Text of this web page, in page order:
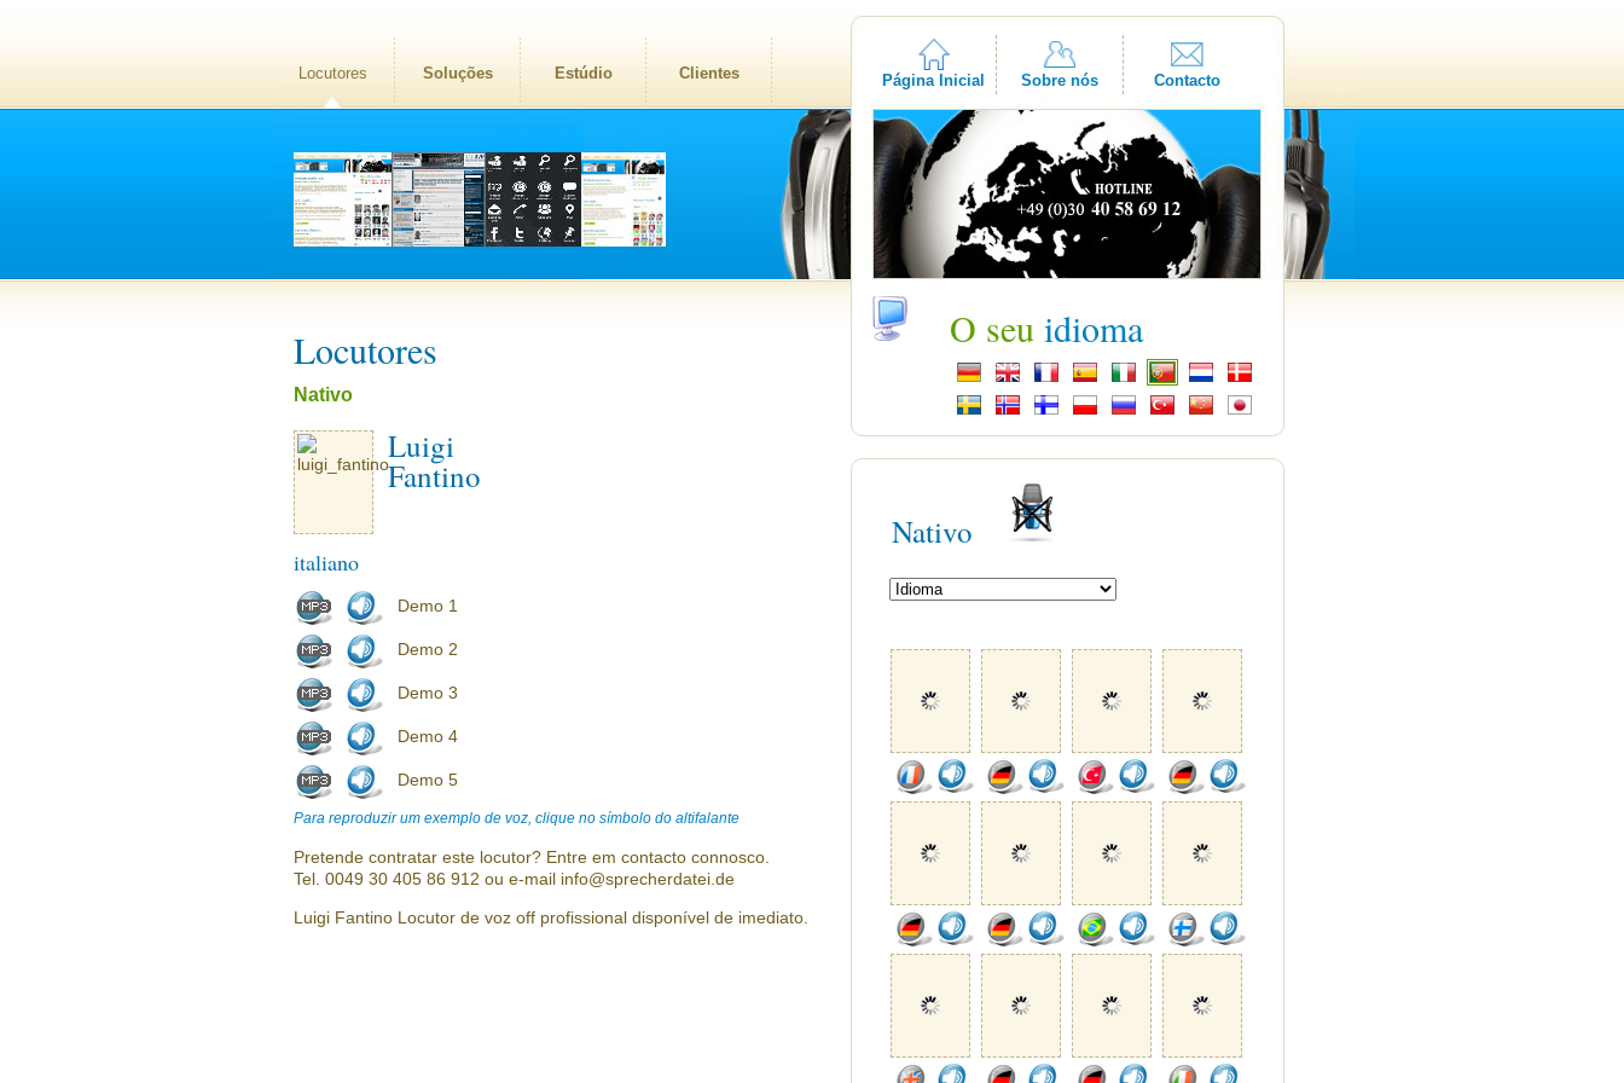
Locutores Soluções Estúdio Clientes Página Inicial Sobre nós Contacto
Locutores
Nativo
Luigi
Fantino
italiano
Demo 1
Demo 2
Demo 3
Demo 4
Demo 5
Para reproduzir um exemplo de voz, clique no símbolo do altifalante
Pretende contratar este locutor? Entre em contacto connosco.
Tel. 0049 30 405 86 912 ou e-mail info@sprecherdatei.de
Luigi Fantino Locutor de voz off profissional disponível de imediato.
O seu idioma
Nativo